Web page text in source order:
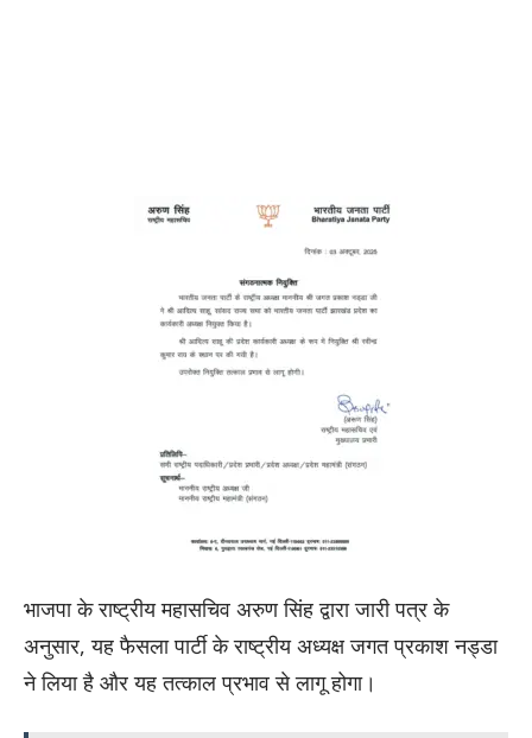
भाजपा के राष्ट्रीय महासचिव अरुण सिंह द्वारा जारी पत्र के
अनुसार, यह फैसला पार्टी के राष्ट्रीय अध्यक्ष जगत प्रकाश नड्डा
ने लिया है और यह तत्काल प्रभाव से लागू होगा।